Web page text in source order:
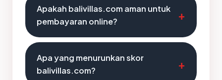
Apakah balivillas.com aman untuk
pembayaran online?
Apa yang menurunkan skor
balivillas.com?